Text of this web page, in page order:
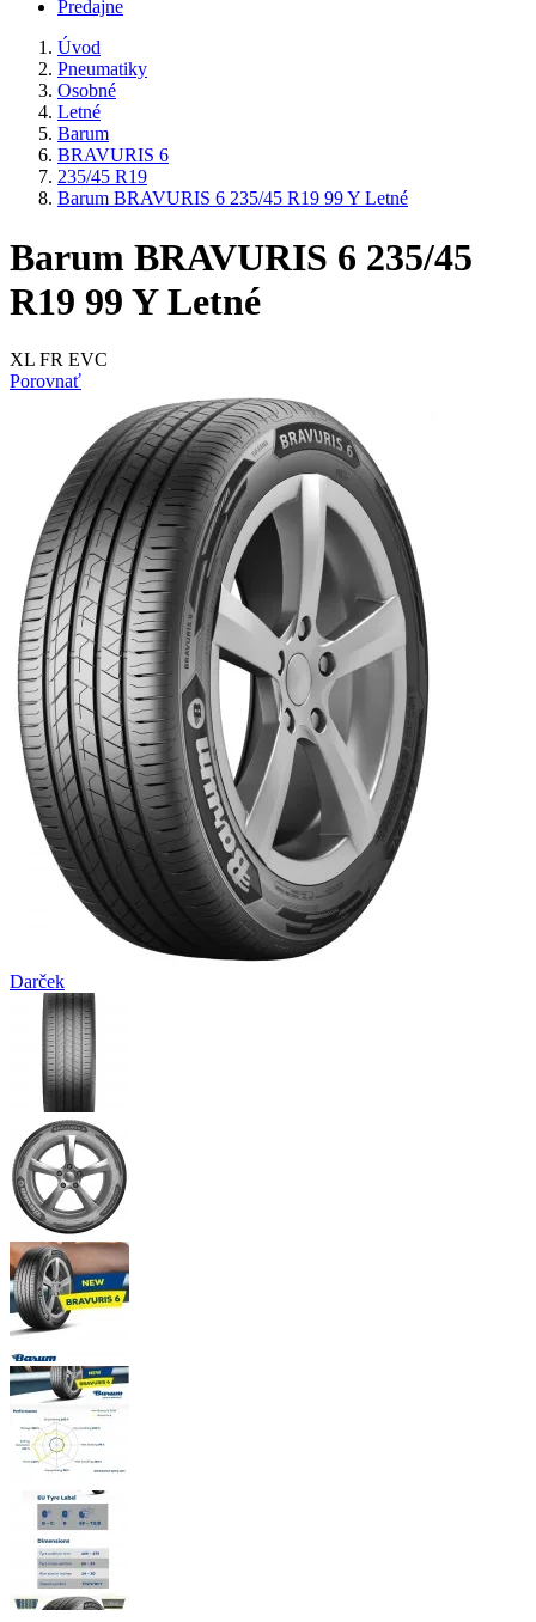
Predajne
Úvod
Pneumatiky
Osobné
Letné
Barum
BRAVURIS 6
235/45 R19
Barum BRAVURIS 6 235/45 R19 99 Y Letné
Barum BRAVURIS 6 235/45
R19 99 Y Letné
XL FR EVC
Porovnať
Darček